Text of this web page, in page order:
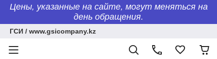
Цены, указанные на сайте, могут меняться на
день обращения.
ГСИ / www.gsicompany.kz